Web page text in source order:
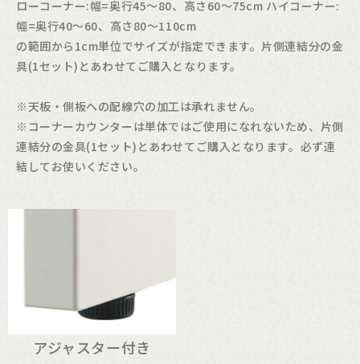
ローコーナー:幅=奥行45～80、高さ60～75cm ハイコーナー:
幅=奥行40～60、高さ80～110cm
の範囲から1cm単位でサイズが指定できます。片側連結分の金
具(1セット)とあわせてご購入となります。
※天板・側板への配線穴の加工は承れません。
※コーナーカウンターは単体ではご使用になれないため、片側
連結分の金具(1セット)とあわせてご購入となります。必ず連
結してお使いください。
アジャスター付き